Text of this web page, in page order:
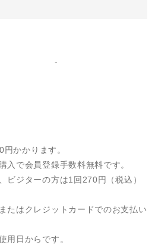
-
かかります。
で会員登録手数料無料です。
ビジターの方は1回270円（税込）
たはクレジットカードでのお支払い
用日からです。